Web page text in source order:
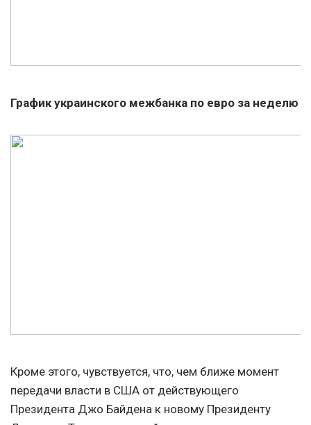
График украинского межбанка по евро за неделю
Кроме этого, чувствуется, что, чем ближе момент
передачи власти в США от действующего
Президента Джо Байдена к новому Президенту